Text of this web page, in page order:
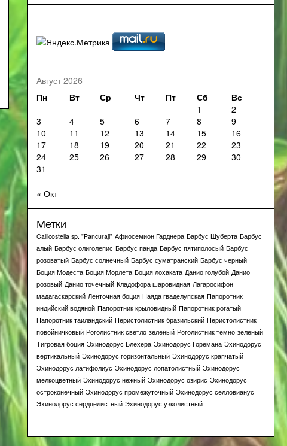
Август 2026
Пн
Вт Ср Чт Пт Сб
Вс
1
2
3
4 5 6 7 8
9
10
11 12 13 14 15
16
17
18 19 20 21 22
23
24
25 26 27 28 29
30
31
« Окт
Метки
Callicostella sp. "Pancuraji" Афиосемион Гарднера Барбус Шуберта Барбус
алый Барбус олиголепис Барбус панда Барбус пятиполосый Барбус
розоватый Барбус солнечный Барбус суматранский Барбус черный
Боция Модеста Боция Морлета Боция лохаката Данио голубой Данио
розовый Данио точечный Кладофора шаровидная Лагаросифон
мадагаскарский Ленточная боция Наяда гваделупская Папоротник
индийский водяной Папоротник крыловидный Папоротник рогатый
Папоротник таиландский Перистолистник бразильский Перистолистник
повойничковый Роголистник светло-зеленый Роголистник темно-зеленый
Тигровая боция Эхинодорус Блехера Эхинодорус Горемана Эхинодорус
вертикальный Эхинодорус горизонтальный Эхинодорус крапчатый
Эхинодорус латифолиус Эхинодорус лопатолистный Эхинодорус
мелкоцветный Эхинодорус нежный Эхинодорус озирис Эхинодорус
остроконечный Эхинодорус промежуточный Эхинодорус селловианус
Эхинодорус сердцелистный Эхинодорус узколистный